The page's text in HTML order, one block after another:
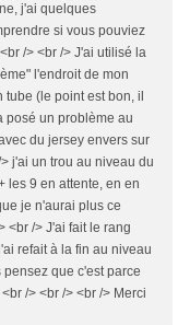
j'ai quelques
si vous pouviez
/> <br /> J'ai utilisé la
l'endroit de mon
(le point est bon, il
posé un problème au
du jersey envers sur
j'ai un trou au niveau du
les 9 en attente, en en
je n'aurai plus ce
<br /> J'ai fait le rang
refait à la fin au niveau
que c'est parce
/> <br /> <br /> Merci